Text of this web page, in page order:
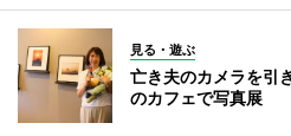
見る・遊ぶ
亡き夫のカメラを引
のカフェで写真展